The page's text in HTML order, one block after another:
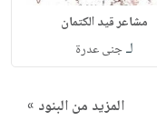
مشاعر قيد الكتمان
لـجنى عدرة
المزيد من البنود »